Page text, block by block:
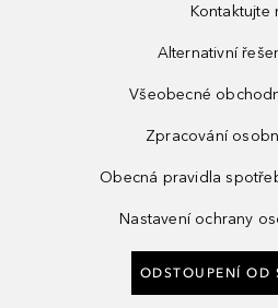
Kontaktujte
Alternativní
Všeobecné
Zpracování
Obecná pravidla
Nastavení ochrany
ODSTOUPENÍ OD